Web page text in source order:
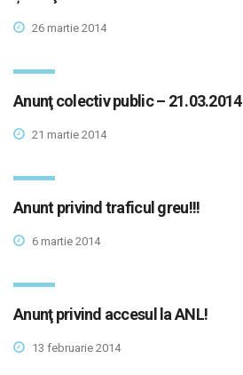
26 martie 2014
Anunţ colectiv public – 21.03.2014
21 martie 2014
Anunt privind traficul greu!!!
6 martie 2014
Anunţ privind accesul la ANL!
13 februarie 2014